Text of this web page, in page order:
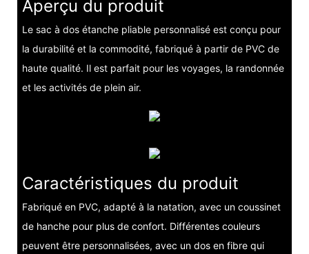
Aperçu du produit
Le sac à dos étanche pliable personnalisé est conçu pour
la durabilité et la commodité, fabriqué à partir de PVC de
haute qualité. Il est parfait pour les voyages, la randonnée
et les activités de plein air.
Caractéristiques du produit
Fabriqué en PVC, adapté à la natation, avec un coussinet
de hanche pour plus de confort. Différentes couleurs
peuvent être personnalisées, avec un dos en fibre qui